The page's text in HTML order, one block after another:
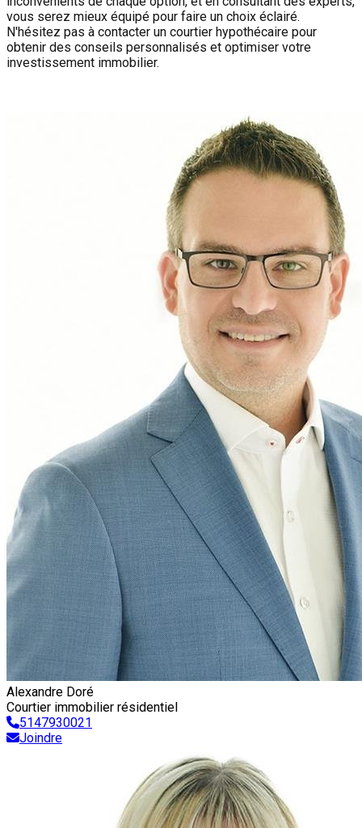
vous serez mieux équipé pour faire un choix éclairé.
N'hésitez pas à contacter un courtier hypothécaire pour
obtenir des conseils personnalisés et optimiser votre
investissement immobilier.
Alexandre Doré
Courtier immobilier résidentiel
5147930021
Joindre